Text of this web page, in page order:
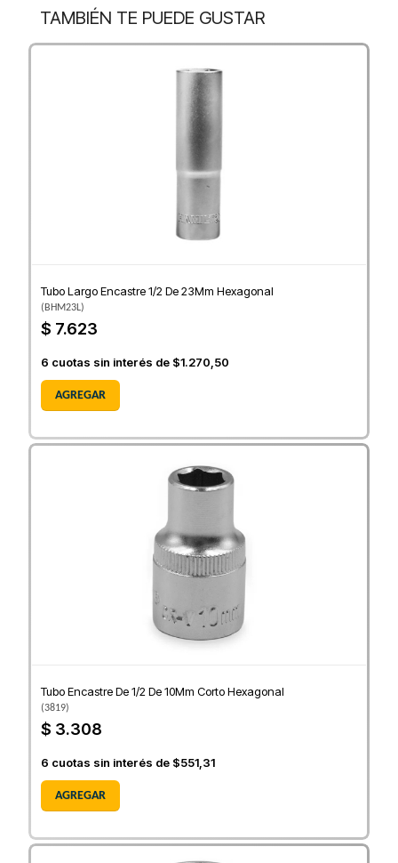
TAMBIÉN TE PUEDE GUSTAR
Tubo Largo Encastre 1/2 De 23Mm Hexagonal
(BHM23L)
$ 7.623
6 cuotas sin interés de $1.270,50
AGREGAR
Tubo Encastre De 1/2 De 10Mm Corto Hexagonal
(3819)
$ 3.308
6 cuotas sin interés de $551,31
AGREGAR